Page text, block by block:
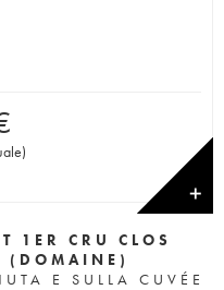
)
✕
1ER CRU CLOS
(DOMAINE)
E SULLA CUVÉE